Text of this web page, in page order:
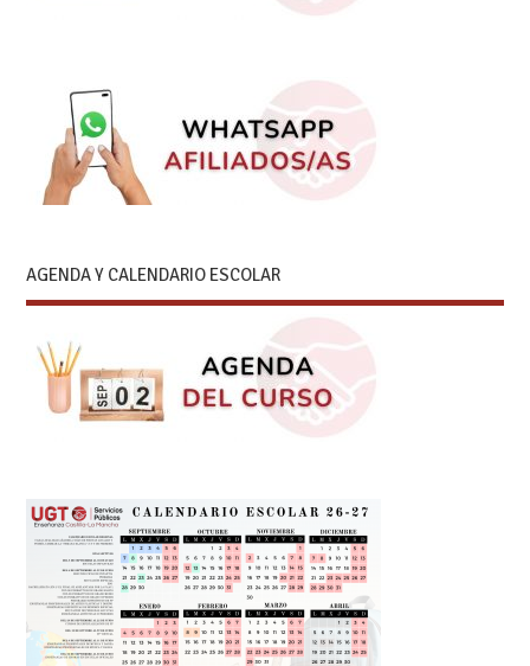
AGENDA Y CALENDARIO ESCOLAR